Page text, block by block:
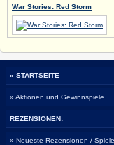
War Stories: Red Storm
» STARTSEITE
» Aktionen und Gewinnspiele
REZENSIONEN:
» Neueste Rezensionen /